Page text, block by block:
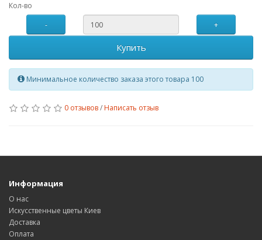
Кол-во
-
+
Купить
Минимальное количество заказа этого товара 100
0 отзывов/ Написать отзыв
Информация
О нас
Искусственные цветы Киев
Доставка
Оплата